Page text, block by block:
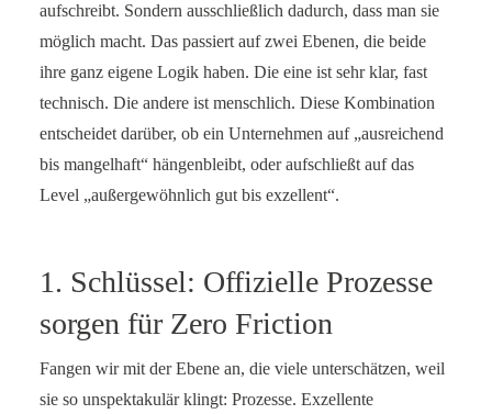
aufschreibt. Sondern ausschließlich dadurch, dass man sie
möglich macht. Das passiert auf zwei Ebenen, die beide
ihre ganz eigene Logik haben. Die eine ist sehr klar, fast
technisch. Die andere ist menschlich. Diese Kombination
entscheidet darüber, ob ein Unternehmen auf „ausreichend
bis mangelhaft“ hängenbleibt, oder aufschließt auf das
Level „außergewöhnlich gut bis exzellent“.
1. Schlüssel: Offizielle Prozesse
sorgen für Zero Friction
Fangen wir mit der Ebene an, die viele unterschätzen, weil
sie so unspektakulär klingt: Prozesse. Exzellente